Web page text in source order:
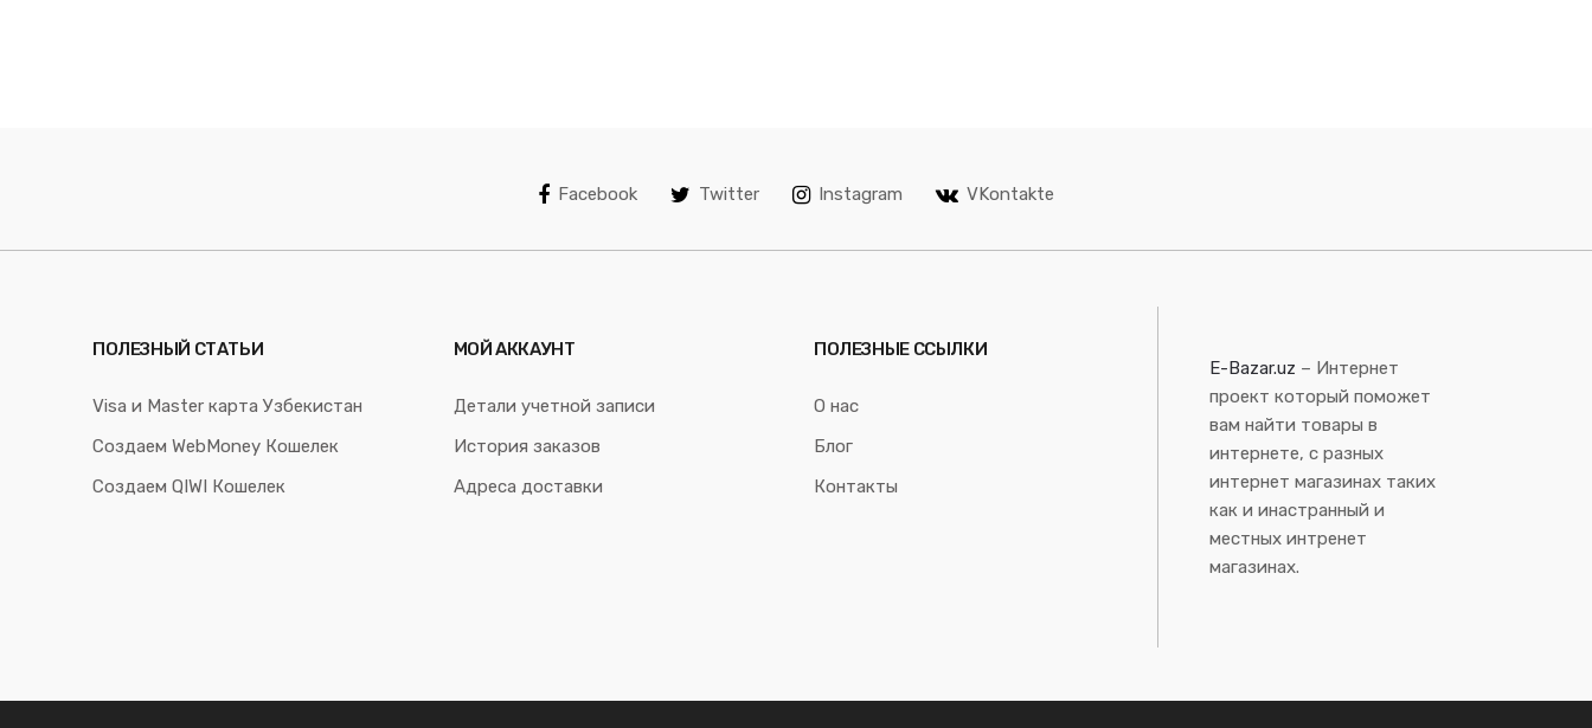
Facebook Twitter Instagram VKontakte
ПОЛЕЗНЫЙ СТАТЬИ
Visa и Master карта Узбекистан
Создаем WebMoney Кошелек
Создаем QIWI Кошелек
МОЙ АККАУНТ
Детали учетной записи
История заказов
Адреса доставки
ПОЛЕЗНЫЕ ССЫЛКИ
О нас
Блог
Контакты
E-Bazar.uz – Интернет
проект который поможет
вам найти товары в
интернете, с разных
интернет магазинах таких
как и инастранный и
местных интренет
магазинах.